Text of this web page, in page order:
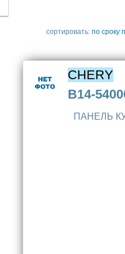
сортировать: по сроку
CHERY
B14-
ПАНЕЛЬ